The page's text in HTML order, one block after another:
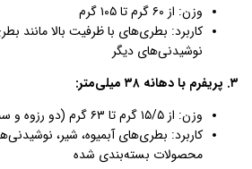
وزن: از ۶۰ گرم تا ۱۰۵ گرم
کاربرد: بطری‌های با ظرفیت بالا مانند
نوشیدنی‌های دیگر
۳. پریفرم با دهانه ۳۸ میلی‌متر:
وزن: از ۱۵/۵ گرم تا ۶۳ گرم (دو رزوه و سه رزوه)
کاربرد: بطری‌های آبمیوه، شیر،
محصولات بسته‌بندی شده